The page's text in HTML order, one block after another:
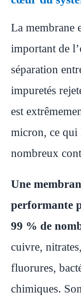
La membrane
important de
séparation
impuretés
est
micron, ce qui
nombreux
Une
performante
99 % de
cuivre,
fluorures,
chimiques.